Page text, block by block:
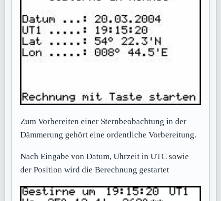
Zum Vorbereiten einer Sternbeobachtung in der
Dämmerung gehört eine ordentliche Vorbereitung.
Nach Eingabe von Datum, Uhrzeit in UTC sowie
der Position wird die Berechnung gestartet